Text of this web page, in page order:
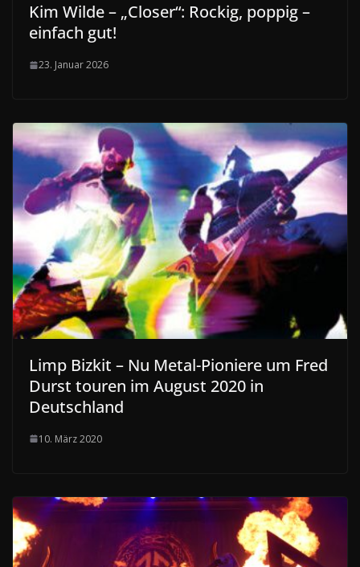
Kim Wilde – „Closer“: Rockig, poppig –
einfach gut!
23. Januar 2026
Limp Bizkit – Nu Metal-Pioniere um Fred
Durst touren im August 2020 in
Deutschland
10. März 2020